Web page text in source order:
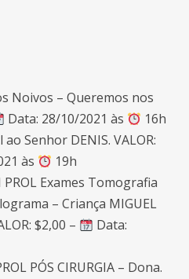
Noivos – Queremos nos
Data: 28/10/2021 às
16h
Senhor DENIS. VALOR:
às
19h
PROL Exames Tomografia
– Criança MIGUEL
$2,00 –
Data:
PÓS CIRURGIA – Dona.